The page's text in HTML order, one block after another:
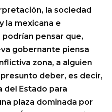
la sociedad
la mexicana e
pensar que,
gobernante piensa
zona, a alguien
deber, es decir,
del Estado para
plaza dominada por